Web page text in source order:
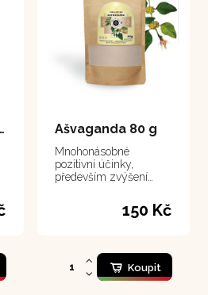
50 ml Ašvaganda 80 g
Mnohonásobné
pozitivní účinky,
především zvýšení
150 Kč
Koupit